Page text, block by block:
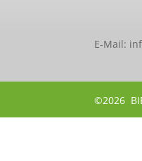
E-Mail:
©2026